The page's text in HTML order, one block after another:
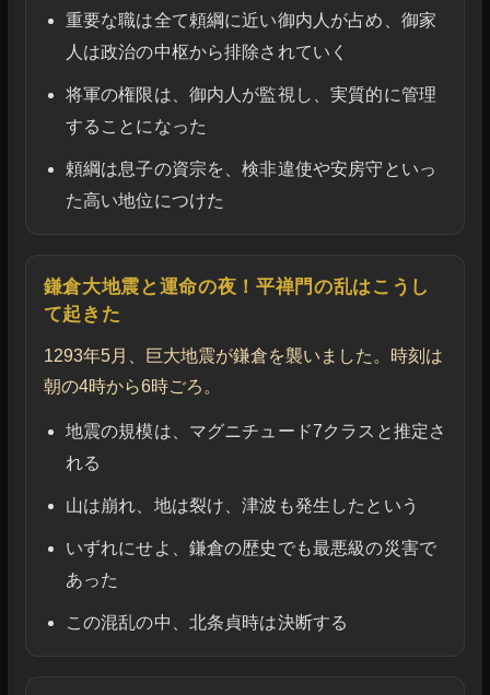
重要な職は全て頼綱に近い御内人が占め、御家
人は政治の中枢から排除されていく
将軍の権限は、御内人が監視し、実質的に管理
することになった
頼綱は息子の資宗を、検非違使や安房守といっ
た高い地位につけた
鎌倉大地震と運命の夜！平禅門の乱はこうし
て起きた
1293年5月、巨大地震が鎌倉を襲いました。時刻は
朝の4時から6時ごろ。
地震の規模は、マグニチュード7クラスと推定さ
れる
山は崩れ、地は裂け、津波も発生したという
いずれにせよ、鎌倉の歴史でも最悪級の災害で
あった
この混乱の中、北条貞時は決断する